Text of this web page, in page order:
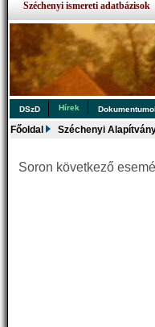
Széchenyi ismereti adatbázisok
DSzD Hírek
Főoldal Széchenyi
Soron következő